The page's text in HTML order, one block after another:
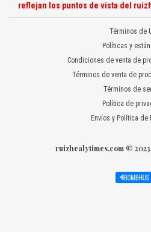
reflejan los puntos de vista del
Términos de
Políticas y
Condiciones de venta de
Términos de venta de
Términos de
Política de
Envíos y Política de
ruizhealytimes.com ©